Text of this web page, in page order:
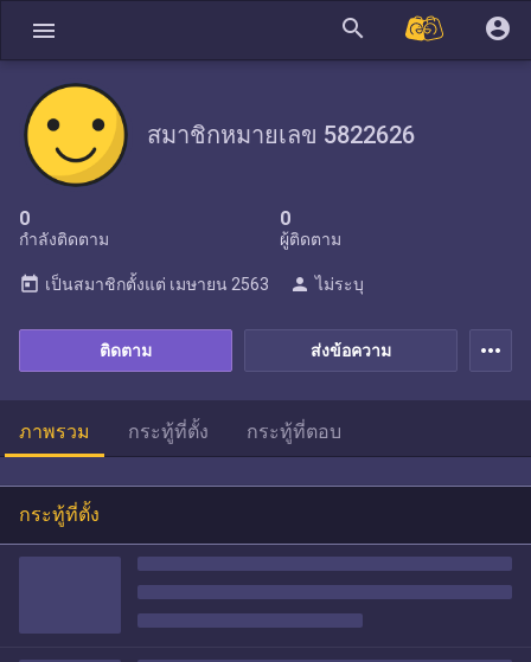
menu search account_circle
สมาชิกหมายเลข 5822626
0
กำลังติดตาม
0
ผู้ติดตาม
ส่งข้อความ
ติดตาม
today เป็นสมาชิกตั้งแต่ เมษายน 2563 person ไม่ระบุ
more_horiz
ภาพรวม กระทู้ที่ตั้ง กระทู้ที่ตอบ
กระทู้ที่ตั้ง